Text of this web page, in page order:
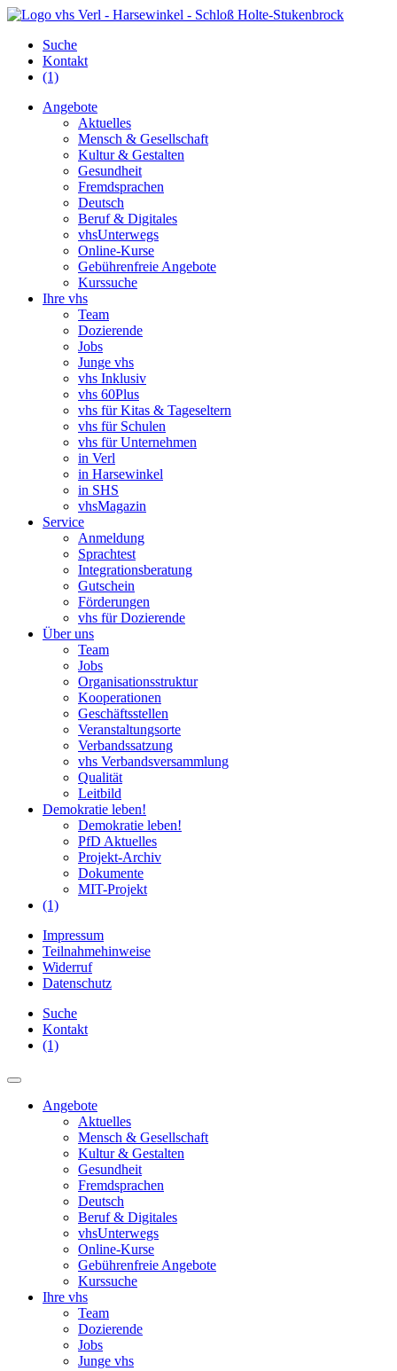
Suche
Kontakt
(1)
Angebote
Aktuelles
Mensch & Gesellschaft
Kultur & Gestalten
Gesundheit
Fremdsprachen
Deutsch
Beruf & Digitales
vhsUnterwegs
Online-Kurse
Gebührenfreie Angebote
Kurssuche
Ihre vhs
Team
Dozierende
Jobs
Junge vhs
vhs Inklusiv
vhs 60Plus
vhs für Kitas & Tageseltern
vhs für Schulen
vhs für Unternehmen
in Verl
in Harsewinkel
in SHS
vhsMagazin
Service
Anmeldung
Sprachtest
Integrationsberatung
Gutschein
Förderungen
vhs für Dozierende
Über uns
Team
Jobs
Organisationsstruktur
Kooperationen
Geschäftsstellen
Veranstaltungsorte
Verbandssatzung
vhs Verbandsversammlung
Qualität
Leitbild
Demokratie leben!
Demokratie leben!
PfD Aktuelles
Projekt-Archiv
Dokumente
MIT-Projekt
(1)
Impressum
Teilnahmehinweise
Widerruf
Datenschutz
Suche
Kontakt
(1)
Angebote
Aktuelles
Mensch & Gesellschaft
Kultur & Gestalten
Gesundheit
Fremdsprachen
Deutsch
Beruf & Digitales
vhsUnterwegs
Online-Kurse
Gebührenfreie Angebote
Kurssuche
Ihre vhs
Team
Dozierende
Jobs
Junge vhs